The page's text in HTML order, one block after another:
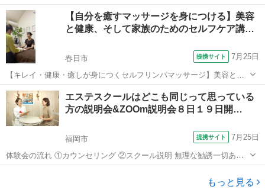
Ｔ）は、同調と共鳴の科学的な原理に基づき、特定の呼吸法と簡単な
身体瞑想エクササイズを組み合わせ、自然でありながらも強力なエネ
ルギーヒーリングの「場」を造り...
福岡 その他
【自分を癒すマッサージを身につける】美容
と健康、そして家族のためのセルフケア講…
春日市 提携サイト 7月25日
【キレイ・健康・癒しが身につくセルフリンパマッサージ】美容と健
康のためのセルフケア、毎回エステ、整体に行くのも大変！そんなあ
なたに自宅で簡単！3分で結果をだせるリンパマッサージを習得できま
す。 忙しいOLさんや主婦の方でも...
福岡 春日市 マッサージ
エステスクールはどこも同じって思っている
方の説明会&ZOOm説明会８日１９日開…
福岡市 提携サイト 7月25日
体験会の流れ ①カウンセリング ②スクール説明 無理な勧誘一切あり
ません ご希望頂いた方にはメールで資料を今すぐお送り致します。
もっと見る